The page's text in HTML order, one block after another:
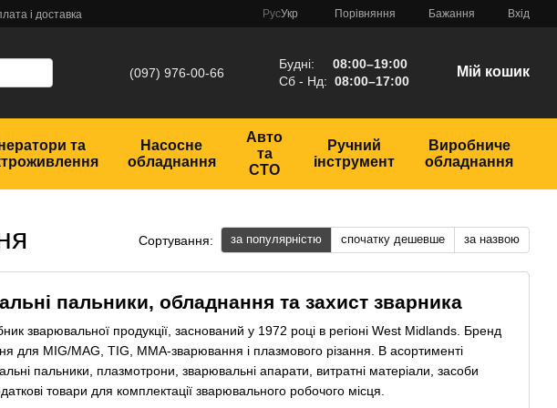
і доставка
РусУкр Порівняння Бажання Вхід
(097) 976-00-66
Будні: 08:00–19:00
Сб - Нд: 08:00–17:00
Мій кошик
та
Насосне
обладнання
Авто
та
СТО
Ручний
інструмент
Виробниче
обладнання
Сортування: за популярністю спочатку дешевше за назвою
пальники, обладнання та захист зварника
зварювальної продукції, заснований у 1972 році в регіоні West Midlands. Бренд
для MIG/MAG, TIG, MMA-зварювання і плазмового різання. В асортименті
пальники, плазмотрони, зварювальні апарати, витратні матеріали, засоби
товари для комплектації зварювального робочого місця.